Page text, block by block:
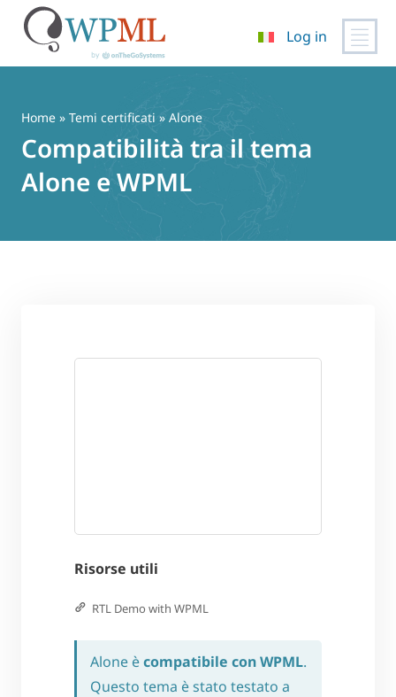
contenuto
Log in
Home » Temi certificati » Alone
Compatibilità tra il tema
Alone e WPML
Risorse utili
RTL Demo with WPML
Alone ècompatibile con WPML.
Questo tema è stato testato a